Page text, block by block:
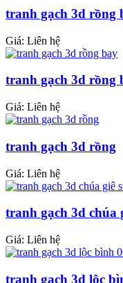
tranh gạch 3d rồng
Giá: Liên hệ
tranh gạch 3d rồng
Giá: Liên hệ
tranh gạch 3d rồng
Giá: Liên hệ
tranh gạch 3d chúa
Giá: Liên hệ
tranh gạch 3d lộc